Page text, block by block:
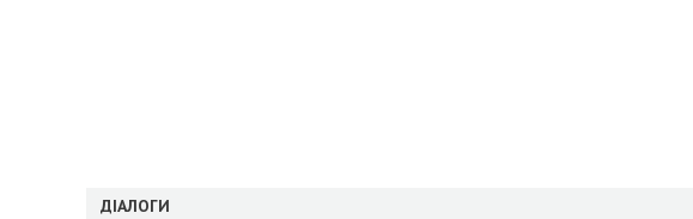
ДІАЛОГИ